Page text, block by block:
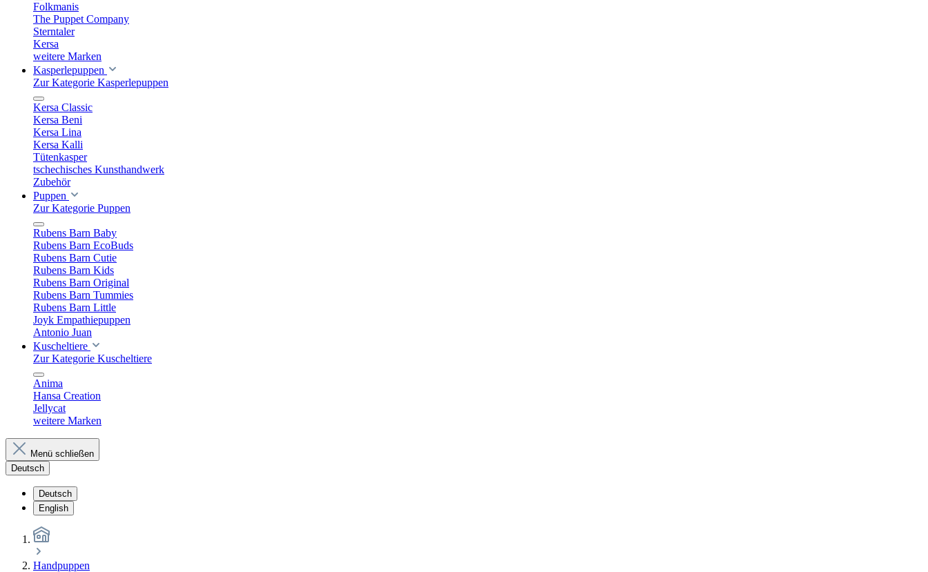
Folkmanis
The Puppet Company
Sterntaler
Kersa
weitere Marken
Kasperlepuppen
Zur Kategorie Kasperlepuppen
Kersa Classic
Kersa Beni
Kersa Lina
Kersa Kalli
Tütenkasper
tschechisches Kunsthandwerk
Zubehör
Puppen
Zur Kategorie Puppen
Rubens Barn Baby
Rubens Barn EcoBuds
Rubens Barn Cutie
Rubens Barn Kids
Rubens Barn Original
Rubens Barn Tummies
Rubens Barn Little
Joyk Empathiepuppen
Antonio Juan
Kuscheltiere
Zur Kategorie Kuscheltiere
Anima
Hansa Creation
Jellycat
weitere Marken
Menü schließen
Deutsch
Deutsch
English
Handpuppen